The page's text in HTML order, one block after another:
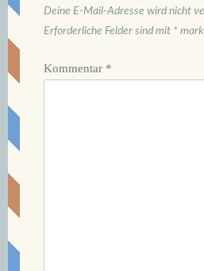
Deine E-Mail-Adresse wird nicht
Erforderliche Felder sind mit *
Kommentar *